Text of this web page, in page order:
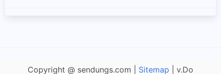
Copyright @ sendungs.com | Sitemap | v.Do